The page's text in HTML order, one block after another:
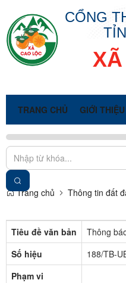
CỔNG
TRANG CHỦ GIỚI THIỆU
Trang chủ Thông tin đất
Tiêu đề văn bản
Thông
Số hiệu
188/TB-
Phạm vi